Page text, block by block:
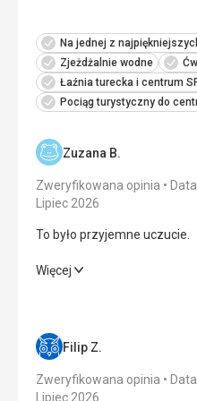
Na jednej z
Zjeżdżalnie wodne
Łaźnia turecka i centrum
Pociąg turystyczny do
Zuzana B.
Zweryfikowana opinia
Lipiec 2026
To było przyjemne uczucie.
To było przyjemne uczucie.
Zakwaterowanie
Okolica
Więcej
Filip Z.
Zweryfikowana opinia
Lipiec 2026